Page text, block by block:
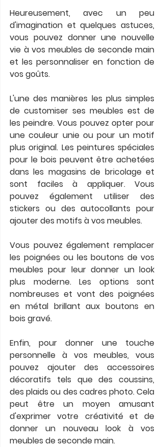
Heureusement, avec un peu
d'imagination et quelques astuces,
vous pouvez donner une nouvelle
vie à vos meubles de seconde main
et les personnaliser en fonction de
vos goûts.
L'une des manières les plus simples
de customiser ses meubles est de
les peindre. Vous pouvez opter pour
une couleur unie ou pour un motif
plus original. Les peintures spéciales
pour le bois peuvent être achetées
dans les magasins de bricolage et
sont faciles à appliquer. Vous
pouvez également utiliser des
stickers ou des autocollants pour
ajouter des motifs à vos meubles.
Vous pouvez également remplacer
les poignées ou les boutons de vos
meubles pour leur donner un look
plus moderne. Les options sont
nombreuses et vont des poignées
en métal brillant aux boutons en
bois gravé.
Enfin, pour donner une touche
personnelle à vos meubles, vous
pouvez ajouter des accessoires
décoratifs tels que des coussins,
des plaids ou des cadres photo. Cela
peut être un moyen amusant
d'exprimer votre créativité et de
donner un nouveau look à vos
meubles de seconde main.